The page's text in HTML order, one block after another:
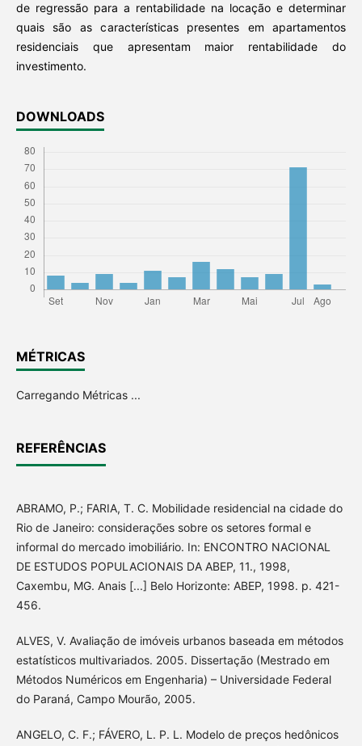
de regressão para a rentabilidade na locação e determinar
quais são as características presentes em apartamentos
residenciais que apresentam maior rentabilidade do
investimento.
DOWNLOADS
MÉTRICAS
Carregando Métricas ...
REFERÊNCIAS
ABRAMO, P.; FARIA, T. C. Mobilidade residencial na cidade do
Rio de Janeiro: considerações sobre os setores formal e
informal do mercado imobiliário. In: ENCONTRO NACIONAL
DE ESTUDOS POPULACIONAIS DA ABEP, 11., 1998,
Caxembu, MG. Anais [...] Belo Horizonte: ABEP, 1998. p. 421-
456.
ALVES, V. Avaliação de imóveis urbanos baseada em métodos
estatísticos multivariados. 2005. Dissertação (Mestrado em
Métodos Numéricos em Engenharia) – Universidade Federal
do Paraná, Campo Mourão, 2005.
ANGELO, C. F.; FÁVERO, L. P. L. Modelo de preços hedônicos